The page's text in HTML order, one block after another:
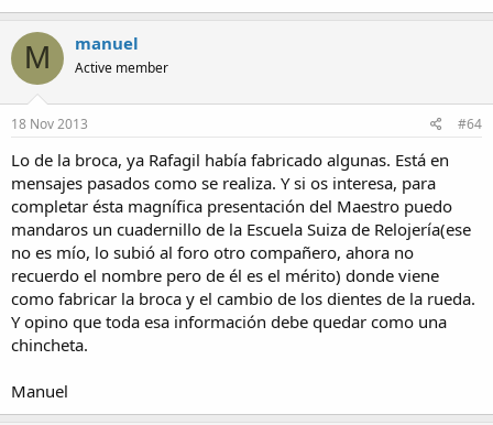
M manuel
Active member
18 Nov 2013 #64
Lo de la broca, ya Rafagil había fabricado algunas. Está en
mensajes pasados como se realiza. Y si os interesa, para
completar ésta magnífica presentación del Maestro puedo
mandaros un cuadernillo de la Escuela Suiza de Relojería(ese
no es mío, lo subió al foro otro compañero, ahora no
recuerdo el nombre pero de él es el mérito) donde viene
como fabricar la broca y el cambio de los dientes de la rueda.
Y opino que toda esa información debe quedar como una
chincheta.
Manuel